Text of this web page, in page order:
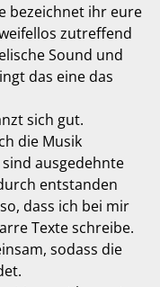
bezeichnet ihr eure
zutreffend
Sound und
das eine das
sich gut.
die Musik
ausgedehnte
entstanden
dass ich bei mir
Texte schreibe.
sodass die